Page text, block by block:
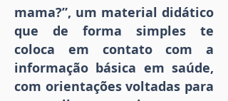
mama?”, um material didático
que de forma simples te
coloca em contato com a
informação básica em saúde,
com orientações voltadas para